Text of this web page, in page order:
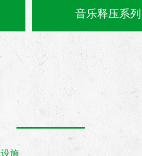
音乐释压系